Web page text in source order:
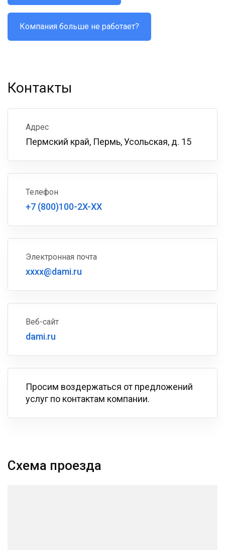
Компания больше не работает?
Контакты
Адрес
Пермский край, Пермь, Усольская, д. 15
Телефон
+7 (800)100-2X-XX
Электронная почта
xxxx@dami.ru
Веб-сайт
dami.ru
Просим воздержаться от предложений
услуг по контактам компании.
Схема проезда